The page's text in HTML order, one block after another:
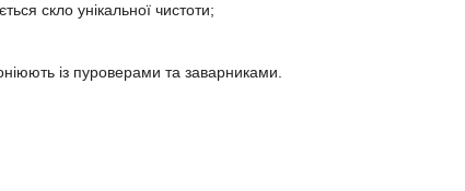
скло унікальної чистоти;
із пуроверами та заварниками.